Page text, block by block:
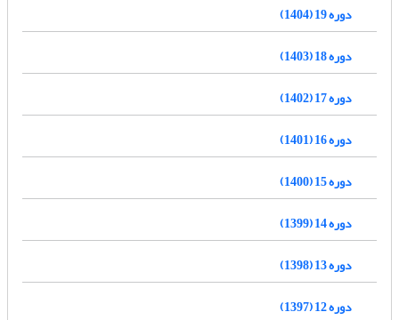
دوره 19 (1404)
دوره 18 (1403)
دوره 17 (1402)
دوره 16 (1401)
دوره 15 (1400)
دوره 14 (1399)
دوره 13 (1398)
دوره 12 (1397)